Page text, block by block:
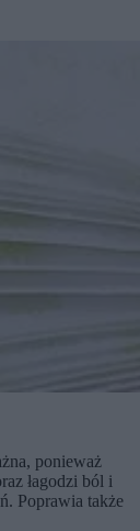
ponieważ
łagodzi ból i
Poprawia także